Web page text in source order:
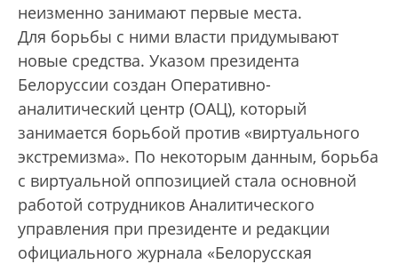
неизменно занимают первые места.
Для борьбы с ними власти придумывают
новые средства. Указом президента
Белоруссии создан Оперативно-
аналитический центр (ОАЦ), который
занимается борьбой против «виртуального
экстремизма». По некоторым данным, борьба
с виртуальной оппозицией стала основной
работой сотрудников Аналитического
управления при президенте и редакции
официального журнала «Белорусская